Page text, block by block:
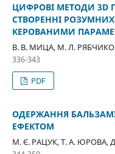
ЦИФРОВІ МЕТОДИ 3D
СТВОРЕННІ
КЕРОВАНИМИ
В. В. МИЦА, М. Л.
336-343
PDF
ОДЕРЖАННЯ
ЕФЕКТОМ
М. Є. РАЦУК, Т. А. ЮРОВА,